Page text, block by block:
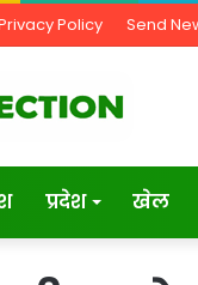
Policy Send
प्रदेश खेल